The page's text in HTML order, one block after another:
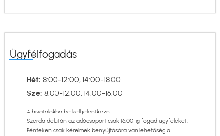
Ügyfélfogadás
Hét: 8:00-12:00, 14:00-18:00
Sze: 8:00-12:00, 14:00-16:00
A hivatalokba be kell jelentkezni.
Szerda délután az adócsoport csak 16:00-ig fogad ügyfeleket.
Pénteken csak kérelmek benyújtására van lehetőség a